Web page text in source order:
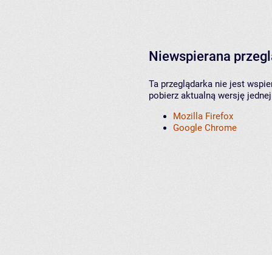
Niewspierana
Ta przeglądarka nie jest
pobierz aktualną wersję
Mozilla Firefox
Google Chrome